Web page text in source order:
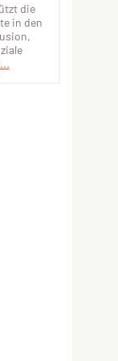
die
in den